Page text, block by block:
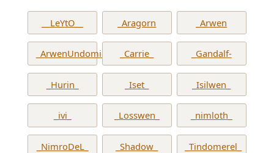
__LeYtO__ _Aragorn _Arwen
_ArwenUndomiel_ _Carrie_ _Gandalf-
_Hurin_ _Iset_ _Isilwen_
_ivi_ _Losswen_ _nimloth_
_NimroDeL_ _Shadow_ _Tindomerel_